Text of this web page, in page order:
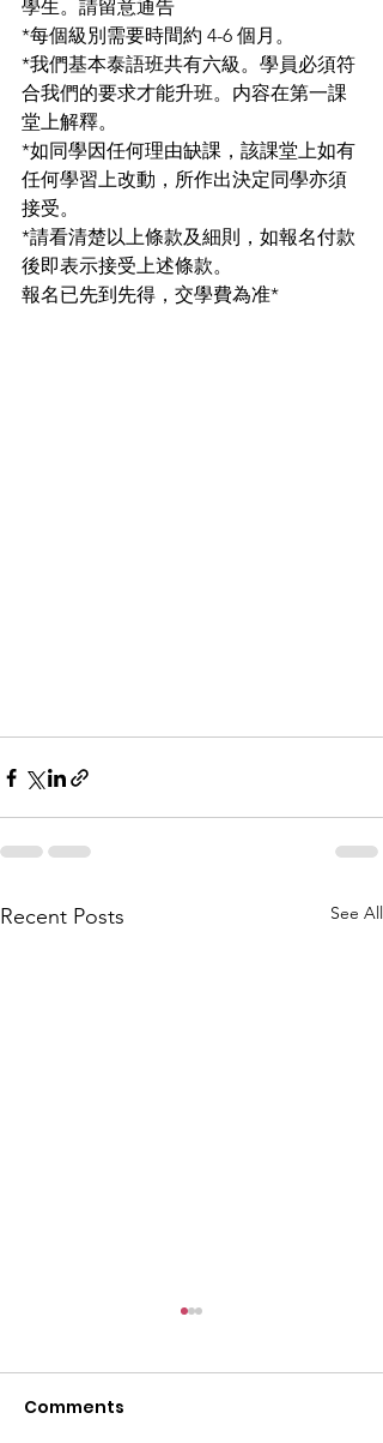
學生。請留意通告
*每個級別需要時間約 4-6 個月。
*我們基本泰語班共有六級。學員必須符
合我們的要求才能升班。内容在第一課
堂上解釋。
*如同學因任何理由缺課，該課堂上如有
任何學習上改動，所作出決定同學亦須
接受。
*請看清楚以上條款及細則，如報名付款
後即表示接受上述條款。
報名已先到先得，交學費為准*
Recent Posts See All
Comments